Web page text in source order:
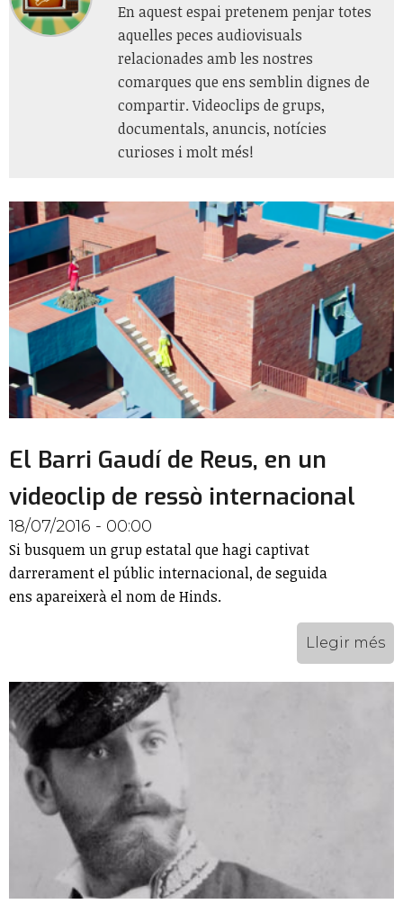
En aquest espai pretenem penjar totes
aquelles peces audiovisuals
relacionades amb les nostres
comarques que ens semblin dignes de
compartir. Videoclips de grups,
documentals, anuncis, notícies
curioses i molt més!
El Barri Gaudí de Reus, en un
videoclip de ressò internacional
18/07/2016 - 00:00
Si busquem un grup estatal que hagi captivat
darrerament el públic internacional, de seguida
ens apareixerà el nom de Hinds.
Llegir més